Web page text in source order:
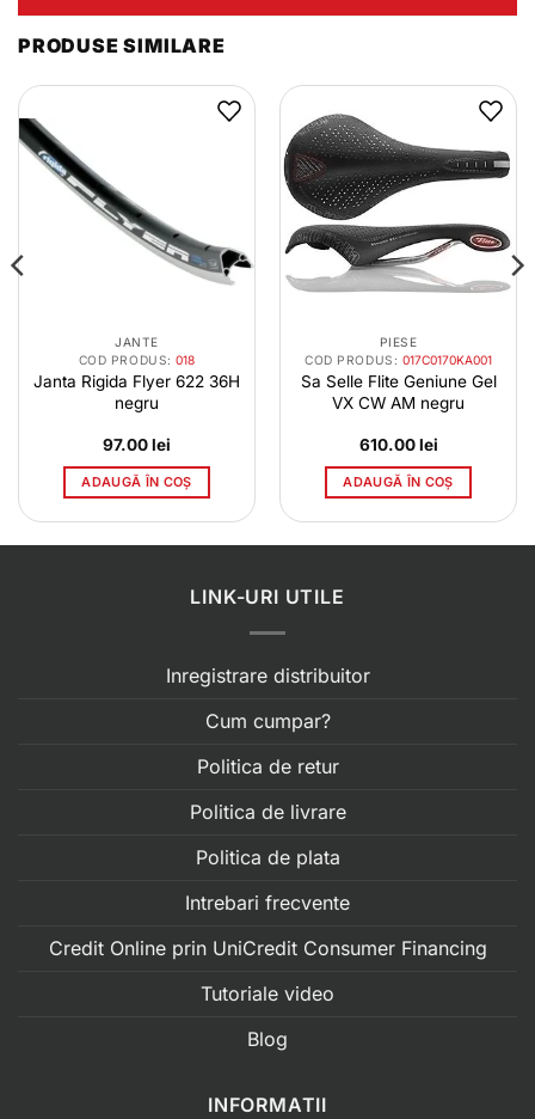
PRODUSE SIMILARE
JANTE
COD PRODUS:018
Janta Rigida Flyer 622 36H
negru
97.00lei
ADAUGĂ ÎN COȘ
PIESE
COD PRODUS: 017C0170KA001
Sa Selle Flite Geniune Gel
VX CW AM negru
610.00lei
ADAUGĂ ÎN COȘ
LINK-URI UTILE
Inregistrare distribuitor
Cum cumpar?
Politica de retur
Politica de livrare
Politica de plata
Intrebari frecvente
Credit Online prin UniCredit Consumer Financing
Tutoriale video
Blog
INFORMATII